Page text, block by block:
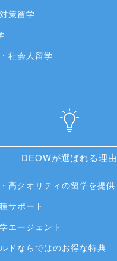
策留学
社会人留学
DEOWが選ばれる理由
高クオリティの留学を提供
サポート
エージェント
ドならではのお得な特典